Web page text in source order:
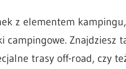
z elementem
Znajdziesz
trasy off-road, czy